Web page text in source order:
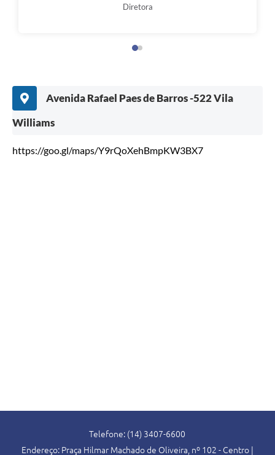
Diretora
Avenida Rafael Paes de Barros -522 Vila
Williams
https://goo.gl/maps/Y9rQoXehBmpKW3BX7
Telefone: (14) 3407-6600
Endereço: Praça Hilmar Machado de Oliveira, nº 102 - Centro |